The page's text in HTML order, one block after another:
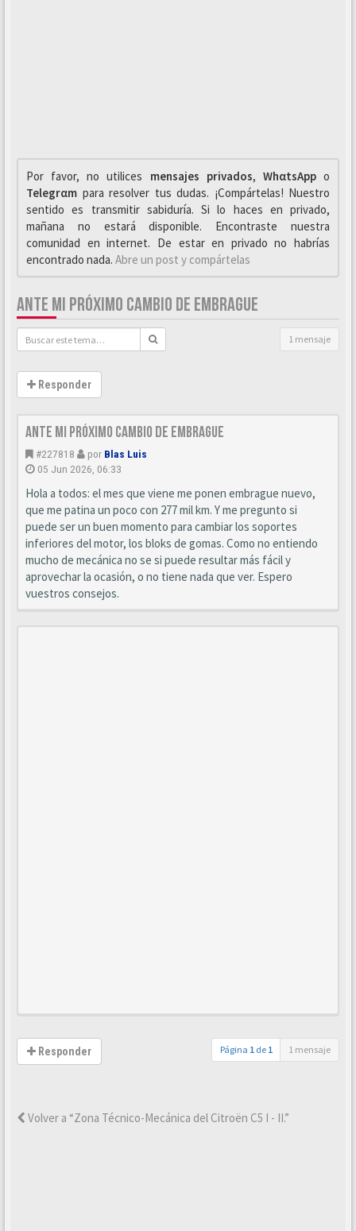
Por favor, no utilices mensajes privados, WhαtsAppo
Telegrαm para resolver tus dudas. ¡Compártelas! Nuestro
sentido es transmitir sabiduría. Si lo haces en privado,
mañana no estará disponible. Encontraste nuestra
comunidad en internet. De estar en privado no habrías
encontrado nada. Abre un post y compártelas
ANTE MI PRÓXIMO CAMBIO DE EMBRAGUE
1 mensaje
Responder
Ante mi próximo cambio de embrague
#227818 por Blas Luis
05 Jun 2026, 06:33
Hola a todos: el mes que viene me ponen embrague nuevo,
que me patina un poco con 277 mil km. Y me pregunto si
puede ser un buen momento para cambiar los soportes
inferiores del motor, los bloks de gomas. Como no entiendo
mucho de mecánica no se si puede resultar más fácil y
aprovechar la ocasión, o no tiene nada que ver. Espero
vuestros consejos.
Responder Página 1 de 1 1 mensaje
Volver a “Zona Técnico-Mecánica del Citroën C5 I - II.”